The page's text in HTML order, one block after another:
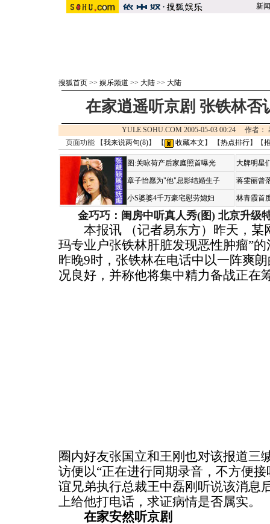
新闻
搜狐首页 >> 娱乐频道 >> 大陆 >> 大陆
在家逍遥听京剧 张铁林否
YULE.SOHU.COM 2005-05-03 00:24 作者
页面功能 【我来说两句(8)】 【 收藏本文 】 【热点排行】【
图:关咏荷产后家庭照首曝光
章子怡愿为"他"息影结婚生子
小S婆婆4千万豪宅慰劳媳妇
大牌明星
蒋雯丽曾
林青霞首
金巧巧：闺房中听真人秀(图) 北京升级
本报讯 （记者易东方）昨天，某
玛专业户张铁林肝脏发现恶性肿瘤”
昨晚9时，张铁林在电话中以一阵爽
况良好，并称他将集中精力备战正在
圈内好友张国立和王刚也对该报道三
访便以“正在进行同期录音，不方便
谊兄弟执行总裁王中磊刚听说该消息
上给他打电话，求证病情是否属实。
在家安然听京剧